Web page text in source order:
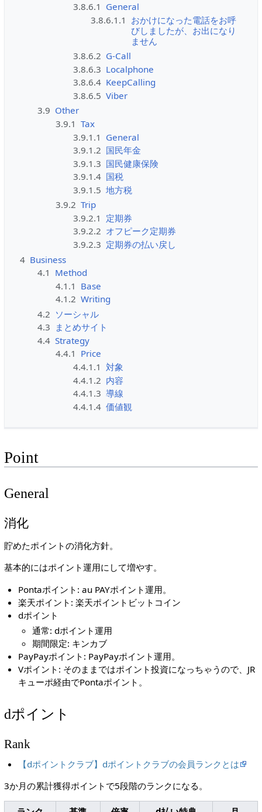
3.8.6.1 General
3.8.6.1.1 おかけになった電話をお呼
びしましたが、お出になり
ません
3.8.6.2 G-Call
3.8.6.3 Localphone
3.8.6.4 KeepCalling
3.8.6.5 Viber
3.9 Other
3.9.1 Tax
3.9.1.1 General
3.9.1.2 国民年金
3.9.1.3 国民健康保険
3.9.1.4 国税
3.9.1.5 地方税
3.9.2 Trip
3.9.2.1 定期券
3.9.2.2 オフピーク定期券
3.9.2.3 定期券の払い戻し
4 Business
4.1 Method
4.1.1 Base
4.1.2 Writing
4.2 ソーシャル
4.3 まとめサイト
4.4 Strategy
4.4.1 Price
4.4.1.1 対象
4.4.1.2 内容
4.4.1.3 導線
4.4.1.4 価値観
Point
General
消化
貯めたポイントの消化方針。
基本的にはポイント運用にして増やす。
Pontaポイント: au PAYポイント運用。
楽天ポイント: 楽天ポイントビットコイン
dポイント
通常: dポイント運用
期間限定: キンカブ
PayPayポイント: PayPayポイント運用。
Vポイント: そのままではポイント投資になっちゃうので、JR
キューポ経由でPontaポイント。
dポイント
Rank
【dポイントクラブ】dポイントクラブの会員ランクとは
3か月の累計獲得ポイントで5段階のランクになる。